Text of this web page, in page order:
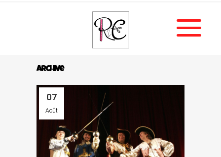
Archive
07
Août